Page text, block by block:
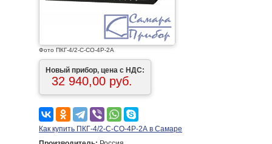
Фото ПКГ-4/2-C-СО-4Р-2А
Новый прибор, цена с НДС:
32 940,00 руб.
Как купить ПКГ-4/2-C-СО-4Р-2А в Самаре